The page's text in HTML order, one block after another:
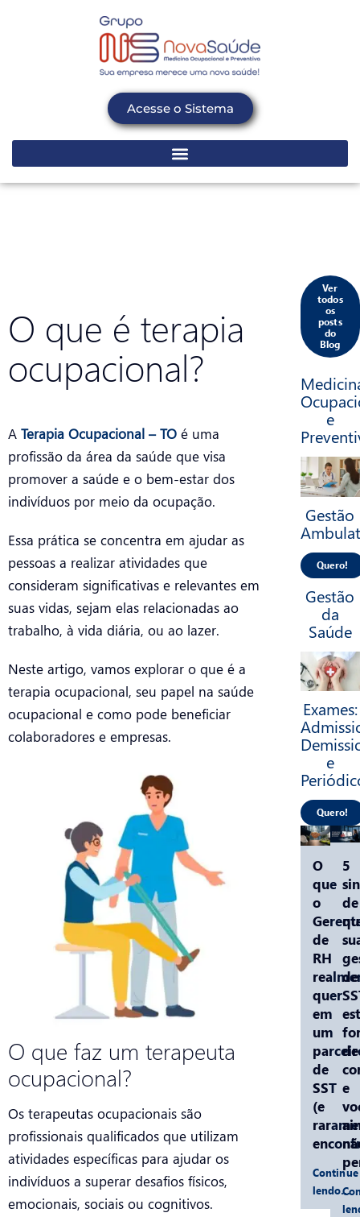
Acesse o Sistema
O que é terapia
ocupacional?
ATerapia Ocupacional – TOé uma
profissão da área da saúde que visa
promover a saúde e o bem-estar dos
indivíduos por meio da ocupação.
Essa prática se concentra em ajudar as
pessoas a realizar atividades que
consideram significativas e relevantes em
suas vidas, sejam elas relacionadas ao
trabalho, à vida diária, ou ao lazer.
Neste artigo, vamos explorar o que é a
terapia ocupacional, seu papel na saúde
ocupacional e como pode beneficiar
colaboradores e empresas.
O que faz um terapeuta
ocupacional?
Os terapeutas ocupacionais são
profissionais qualificados que utilizam
atividades específicas para ajudar os
indivíduos a superar desafios físicos,
emocionais, sociais ou cognitivos.
Ver
todos
os
posts
do
Blog
e
Gestão
Quero!
Gestão
da
Saúde
Exames:
e
Quero!
O
que
o
de
RH
quer
em
um
de
SST
(e
Continue
lendo…
5
de
de
de
e